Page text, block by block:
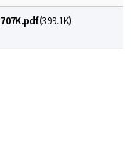
(399.1K)